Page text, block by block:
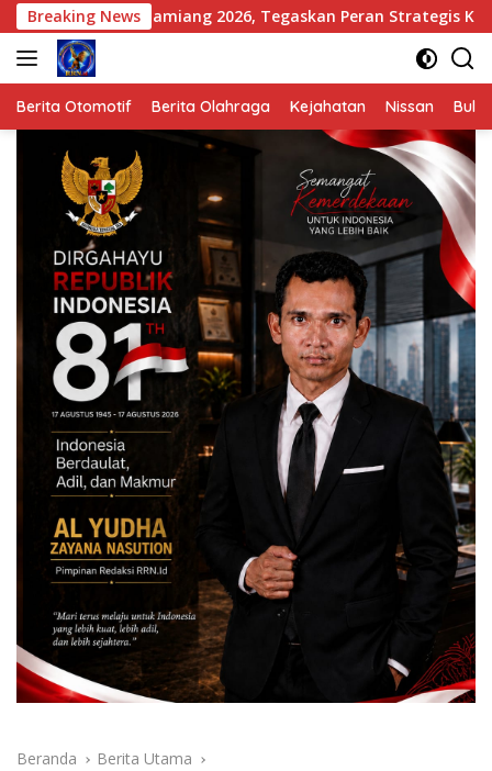
Langsung
ke
konten
Breaking News
2026, Tegaskan Peran Strategis Komunikasi dalam
Berita Otomotif Berita Olahraga Kejahatan Nissan
Beranda Berita Utama